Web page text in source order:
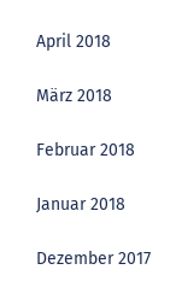
April 2018
März 2018
Februar 2018
Januar 2018
Dezember 2017